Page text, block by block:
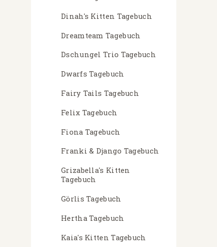
Dinah's Kitten Tagebuch
Dreamteam Tagebuch
Dschungel Trio Tagebuch
Dwarfs Tagebuch
Fairy Tails Tagebuch
Felix Tagebuch
Fiona Tagebuch
Franki & Django Tagebuch
Grizabella's Kitten
Tagebuch
Görlis Tagebuch
Hertha Tagebuch
Kaia's Kitten Tagebuch